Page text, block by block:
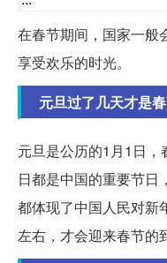
在春节期间，国家一般
享受欢乐的时光。
元旦过了几天才是
元旦是公历的1月1日
日都是中国的重要节日
都体现了中国人民对新
左右，才会迎来春节的